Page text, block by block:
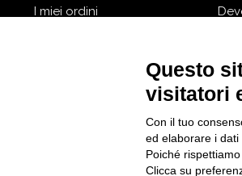
I miei ordini
Questo
visitatori
Con il tuo
ed elaborare i dati
Poiché
Clicca su